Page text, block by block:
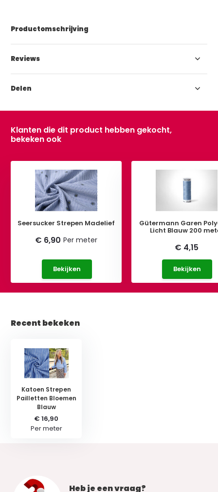
Productomschrijving
Reviews
Delen
Klanten die dit product hebben gekocht,
bekeken ook
Seersucker Strepen Madelief
€ 6,90 Per meter
Bekijken
Gütermann Garen
Licht Blauw 200
€ 4,15
Bekijken
Recent bekeken
Katoen Strepen
Pailletten Bloemen
Blauw
€ 16,90
Per meter
Heb je een vraag?